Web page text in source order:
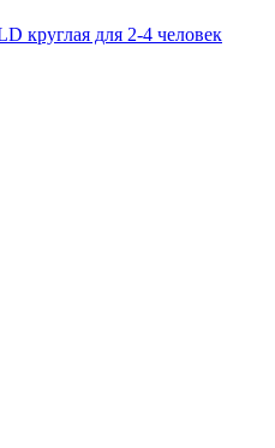
круглая для 2-4 человек